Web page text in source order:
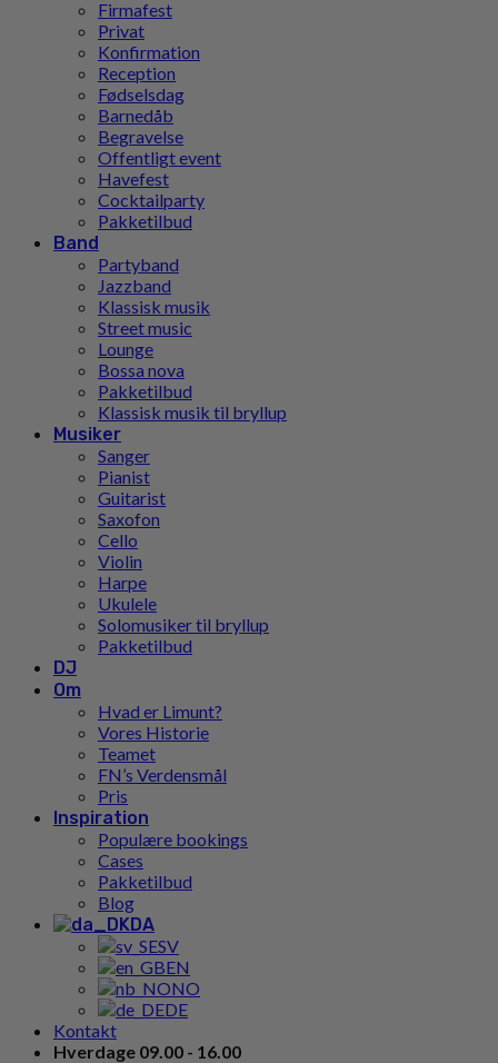
Firmafest
Privat
Konfirmation
Reception
Fødselsdag
Barnedåb
Begravelse
Offentligt event
Havefest
Cocktailparty
Pakketilbud
Band
Partyband
Jazzband
Klassisk musik
Street music
Lounge
Bossa nova
Pakketilbud
Klassisk musik til bryllup
Musiker
Sanger
Pianist
Guitarist
Saxofon
Cello
Violin
Harpe
Ukulele
Solomusiker til bryllup
Pakketilbud
DJ
Om
Hvad er Limunt?
Vores Historie
Teamet
FN’s Verdensmål
Pris
Inspiration
Populære bookings
Cases
Pakketilbud
Blog
DA
SV
EN
NO
DE
Kontakt
Hverdage 09.00 - 16.00